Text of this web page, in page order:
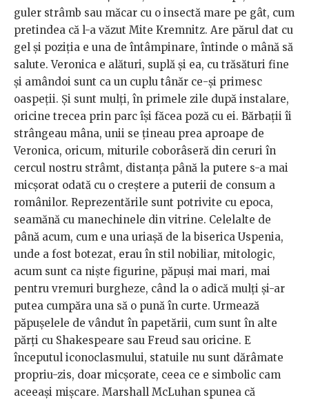
guler strâmb sau măcar cu o insectă mare pe gât, cum
pretindea că l-a văzut Mite Kremnitz. Are părul dat cu
gel și poziția e una de întâmpinare, întinde o mână să
salute. Veronica e alături, suplă și ea, cu trăsături fine
și amândoi sunt ca un cuplu tânăr ce-și primesc
oaspeții. Și sunt mulți, în primele zile după instalare,
oricine trecea prin parc își făcea poză cu ei. Bărbații îi
strângeau mâna, unii se țineau prea aproape de
Veronica, oricum, miturile coborâseră din ceruri în
cercul nostru strâmt, distanța până la putere s-a mai
micșorat odată cu o creștere a puterii de consum a
românilor. Reprezentările sunt potrivite cu epoca,
seamănă cu manechinele din vitrine. Celelalte de
până acum, cum e una uriașă de la biserica Uspenia,
unde a fost botezat, erau în stil nobiliar, mitologic,
acum sunt ca niște figurine, păpuși mai mari, mai
pentru vremuri burgheze, când la o adică mulți și-ar
putea cumpăra una să o pună în curte. Urmează
păpușelele de vândut în papetării, cum sunt în alte
părți cu Shakespeare sau Freud sau oricine. E
începutul iconoclasmului, statuile nu sunt dărâmate
propriu-zis, doar micșorate, ceea ce e simbolic cam
aceeași mișcare. Marshall McLuhan spunea că